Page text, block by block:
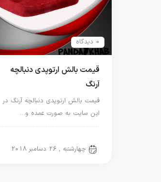
0 دیدگاه
قیمت بالش ارتوپدی دنبالچه
آرنگ
قیمت بالش ارتوپدی دنبالچه آرنگ در
این سایت به صورت عمده و…
چهارشنبه , 26 دسامبر 2018